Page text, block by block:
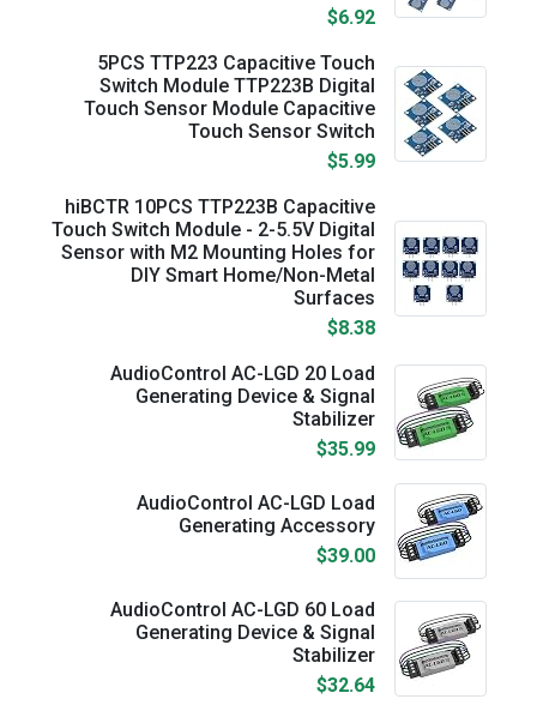
$6.92
5PCS TTP223 Capacitive Touch
Switch Module TTP223B Digital
Touch Sensor Module Capacitive
Touch Sensor Switch
$5.99
hiBCTR 10PCS TTP223B Capacitive
Touch Switch Module - 2-5.5V Digital
Sensor with M2 Mounting Holes for
DIY Smart Home/Non-Metal
Surfaces
$8.38
AudioControl AC-LGD 20 Load
Generating Device & Signal
Stabilizer
$35.99
AudioControl AC-LGD Load
Generating Accessory
$39.00
AudioControl AC-LGD 60 Load
Generating Device & Signal
Stabilizer
$32.64